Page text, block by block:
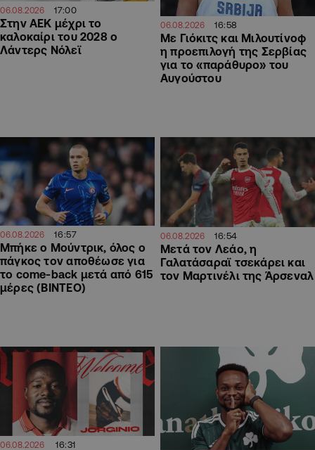
06.08.2026 17:00
Στην ΑΕΚ μέχρι το
καλοκαίρι του 2028 ο
Λάντερς Νόλεϊ
06.08.2026 16:58
Με Γιόκιτς και Μιλουτίνοφ
η προεπιλογή της Σερβίας
για το «παράθυρο» του
Αυγούστου
06.08.2026 16:57
Μπήκε ο Μούντρικ, όλος ο
πάγκος τον αποθέωσε για
το come-back μετά από 615
μέρες (ΒΙΝΤΕΟ)
06.08.2026 16:54
Μετά τον Λεάο, η
Γαλατάσαραϊ τσεκάρει και
τον Μαρτινέλι της Άρσεναλ
06.08.2026 16:31